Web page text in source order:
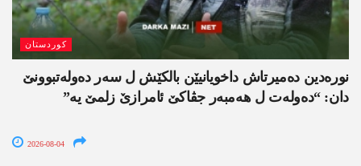
کوردستان
نورەدین دەمیرتاش داخویانیێن بالکێش ل سەر دەولەتبوونێ
دان: “دەولەت ل ھەمبەر جڤاکێ ئامرازێ زلمێ یە”
2026-08-04